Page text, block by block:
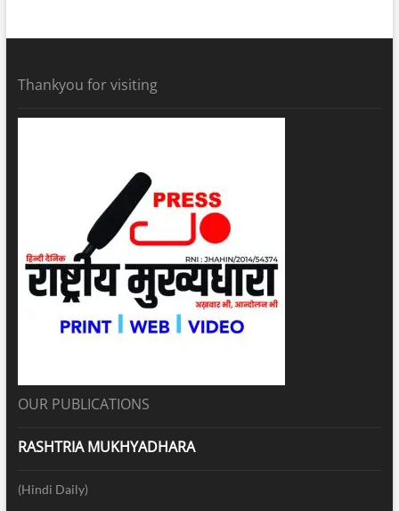
Thankyou for visiting
OUR PUBLICATIONS
RASHTRIA MUKHYADHARA
(Hindi Daily)